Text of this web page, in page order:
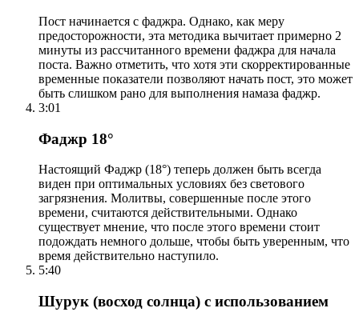
Пост начинается с фаджра. Однако, как меру
предосторожности, эта методика вычитает примерно 2
минуты из рассчитанного времени фаджра для начала
поста. Важно отметить, что хотя эти скорректированные
временные показатели позволяют начать пост, это может
быть слишком рано для выполнения намаза фаджр.
3:01
Фаджр 18°
Настоящий Фаджр (18°) теперь должен быть всегда
виден при оптимальных условиях без светового
загрязнения. Молитвы, совершенные после этого
времени, считаются действительными. Однако
существует мнение, что после этого времени стоит
подождать немного дольше, чтобы быть уверенным, что
время действительно наступило.
5:40
Шурук (восход солнца) с использованием